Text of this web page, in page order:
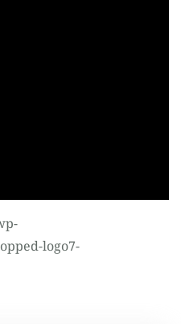
logo7-